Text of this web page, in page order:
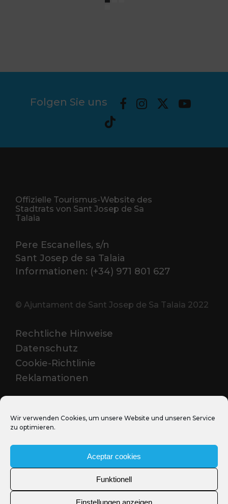
Wir verwenden Cookies, um unsere Website und unseren Service
zu optimieren.
Aceptar cookies
Funktionell
Einstellungen anzeigen
Folgen Sie uns
Offizielle Tourismus-Website des
Stadtrats von Sant Josep de Sa
Talaia
Pere Escanelles, s/n
Sant Josep de sa Talaia
Informationen: (+34) 971 801 627
© Ajuntament de Sant Josep de Sa Talaia 2022
Rechtliche Hinweise
Datenschutz
Cookie-Richtlinie
Reklamationen
Media Santjosep.net
Sant Josep Film Office